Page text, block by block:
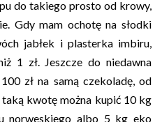
do takiego prosto od krowy,
Gdy mam ochotę na słodki
jabłek i plasterka imbiru,
1 zł. Jeszcze do niedawna
zł na samą czekoladę, od
taką kwotę można kupić 10 kg
norweskiego albo 5 kg eko